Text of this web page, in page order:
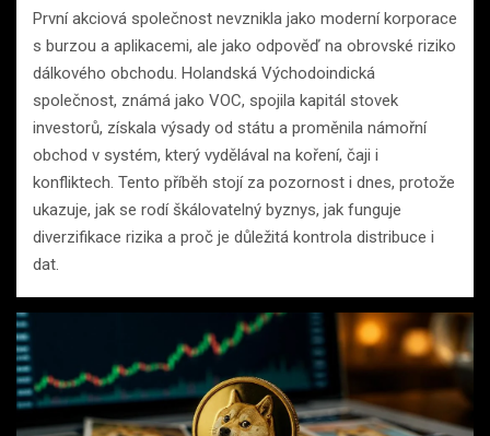
První akciová společnost nevznikla jako moderní korporace
s burzou a aplikacemi, ale jako odpověď na obrovské riziko
dálkového obchodu. Holandská Východoindická
společnost, známá jako VOC, spojila kapitál stovek
investorů, získala výsady od státu a proměnila námořní
obchod v systém, který vydělával na koření, čaji i
konfliktech. Tento příběh stojí za pozornost i dnes, protože
ukazuje, jak se rodí škálovatelný byznys, jak funguje
diverzifikace rizika a proč je důležitá kontrola distribuce i
dat.